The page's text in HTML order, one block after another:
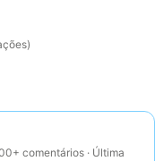
comentários · Última